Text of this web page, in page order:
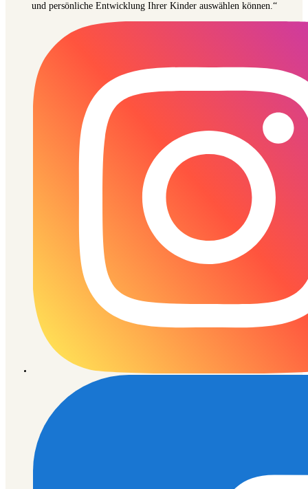
und persönliche Entwicklung Ihrer Kinder auswählen können.“